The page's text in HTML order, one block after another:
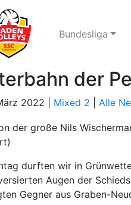
Bundesliga
der
2022 | Mixed 2 Alle
der große Nils
durften wir in
Augen der
Gegner aus Graben-